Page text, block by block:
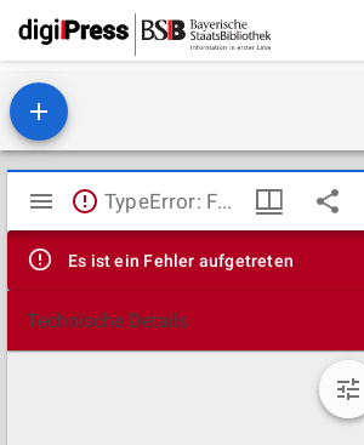
Mirador
Viewer
TypeError: Failed to fetch
Es ist ein Fehler aufgetreten
Technische Details